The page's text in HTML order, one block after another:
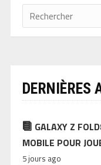
DERNIÈRES
GALAXY Z
MOBILE POUR
5 jours ago